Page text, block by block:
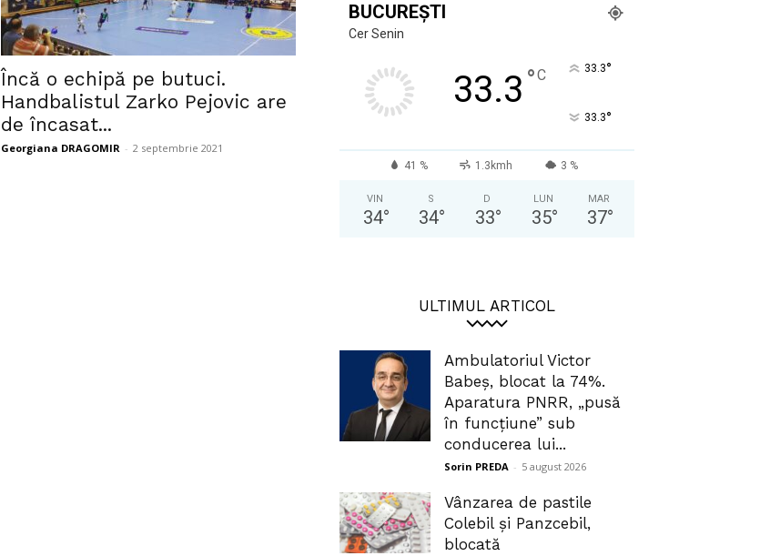
Investigații
Încă o echipă pe butuci.
Handbalistul Zarko Pejovic are
de încasat...
Georgiana DRAGOMIR - 2 septembrie 2021
BUCUREȘTI
Cer Senin
33.3 °C 33.3°
33.3°
41 % 1.3kmh 3 %
VIN
34°
S
34°
D
33°
LUN
35°
MAR
37°
ULTIMUL ARTICOL
Ambulatoriul Victor
Babeș, blocat la 74%.
Aparatura PNRR, „pusă
în funcțiune” sub
conducerea lui...
Sorin PREDA - 5 august 2026
Vânzarea de pastile
Colebil și Panzcebil,
blocată